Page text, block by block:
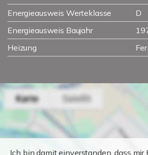
Energieausweis Werteklasse
D
Energieausweis Baujahr
Heizung
Ich bin damit einverstanden, dass mir